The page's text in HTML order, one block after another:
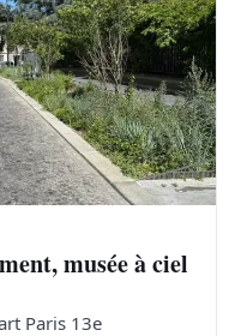
musée à ciel
Paris 13e